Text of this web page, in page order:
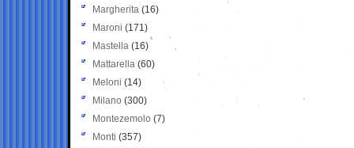
Margherita (16)
Maroni (171)
Mastella (16)
Mattarella (60)
Meloni (14)
Milano (300)
Montezemolo (7)
Monti (357)